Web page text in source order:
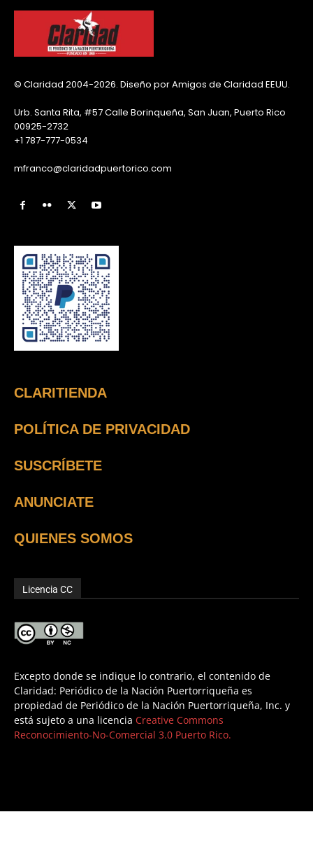
© Claridad 2004-2026. Diseño por Amigos de Claridad EEUU.
Urb. Santa Rita, #57 Calle Borinqueña, San Juan, Puerto Rico
00925-2732
+1 787-777-0534
mfranco@claridadpuertorico.com
CLARITIENDA
POLÍTICA DE PRIVACIDAD
SUSCRÍBETE
ANUNCIATE
QUIENES SOMOS
Licencia CC
Excepto donde se indique lo contrario, el contenido de
Claridad: Periódico de la Nación Puertorriqueña es
propiedad de Periódico de la Nación Puertorriqueña, Inc. y
está sujeto a una licencia Creative Commons
Reconocimiento-No-Comercial 3.0 Puerto Rico.